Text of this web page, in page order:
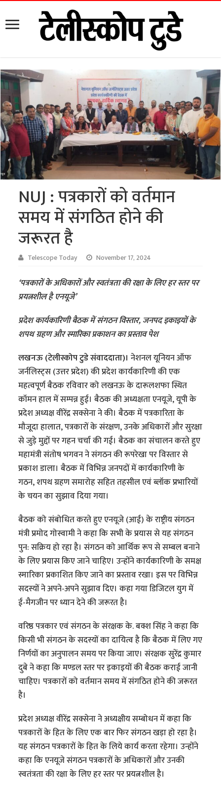
NUJ : पत्रकारों को वर्तमान
समय में संगठित होने की
जरूरत है
Telescope Today November 17, 2024
‘पत्रकारों के अधिकारों और स्वतंत्रता की रक्षा के लिए हर स्तर पर
प्रयत्नशील है एनयूजे’
प्रदेश कार्यकारिणी बैठक में संगठन विस्तार, जनपद इकाइयों के
शपथ ग्रहण और स्मारिका प्रकाशन का प्रस्ताव पेश
लखनऊ (टेलीस्कोप टुडे संवाददाता)।नेशनल यूनियन ऑफ
जर्नलिस्ट्स (उत्तर प्रदेश) की प्रदेश कार्यकारिणी की एक
महत्वपूर्ण बैठक रविवार को लखनऊ के दारूलशफा स्थित
कॉमन हाल में सम्पन्न हुई। बैठक की अध्यक्षता एनयूजे, यूपी के
प्रदेश अध्यक्ष वीरेंद्र सक्सेना ने की। बैठक में पत्रकारिता के
मौजूदा हालात, पत्रकारों के संरक्षण, उनके अधिकारों और सुरक्षा
से जुड़े मुद्दों पर गहन चर्चा की गई। बैठक का संचालन करते हुए
महामंत्री संतोष भगवन ने संगठन की रूपरेखा पर विस्तार से
प्रकाश डाला। बैठक में विभिन्न जनपदों में कार्यकारिणी के
गठन, शपथ ग्रहण समारोह सहित तहसील एवं ब्लॉक प्रभारियों
के चयन का सुझाव दिया गया।
बैठक को संबोधित करते हुए एनयूजे (आई) के राष्ट्रीय संगठन
मंत्री प्रमोद गोस्वामी ने कहा कि सभी के प्रयास से यह संगठन
पुन: सक्रिय हो रहा है। संगठन को आर्थिक रूप से सम्बल बनाने
के लिए प्रयास किए जाने चाहिए। उन्होंने कार्यकारिणी के समक्ष
स्मारिका प्रकाशित किए जाने का प्रस्ताव रखा। इस पर विभिन्न
सदस्यों ने अपने-अपने सुझाव दिए। कहा गया डिजिटल युग में
ई-मैगजीन पर ध्यान देने की जरूरत है।
वरिष्ठ पत्रकार एवं संगठन के संरक्षक के. बक्श सिंह ने कहा कि
किसी भी संगठन के सदस्यों का दायित्व है कि बैठक में लिए गए
निर्णयों का अनुपालन समय पर किया जाए। संरक्षक सुरेंद्र कुमार
दुबे ने कहा कि मण्डल स्तर पर इकाइयों की बैठक कराई जानी
चाहिए। पत्रकारों को वर्तमान समय में संगठित होने की जरूरत
है।
प्रदेश अध्यक्ष वीरेंद्र सक्सेना ने अध्यक्षीय सम्बोधन में कहा कि
पत्रकारों के हित के लिए एक बार फिर संगठन खड़ा हो रहा है।
यह संगठन पत्रकारों के हित के लिये कार्य करता रहेगा। उन्होंने
कहा कि एनयूजे संगठन पत्रकारों के अधिकारों और उनकी
स्वतंत्रता की रक्षा के लिए हर स्तर पर प्रयत्नशील है।